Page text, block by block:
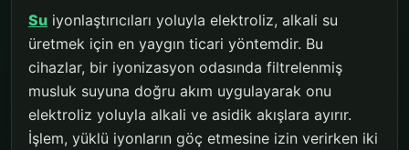
Su iyonlaştırıcıları yoluyla elektroliz, alkali su
üretmek için en yaygın ticari yöntemdir. Bu
cihazlar, bir iyonizasyon odasında filtrelenmiş
musluk suyuna doğru akım uygulayarak onu
elektroliz yoluyla alkali ve asidik akışlara ayırır.
İşlem, yüklü iyonların göç etmesine izin verirken iki